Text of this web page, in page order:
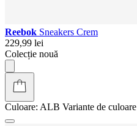
Reebok Sneakers Crem
229,99 lei
Colecție nouă
Culoare: ALB Variante de culoare